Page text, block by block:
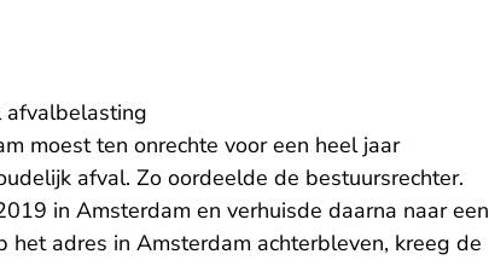
afvalbelasting
moest ten onrechte voor een heel jaar
afval. Zo oordeelde de bestuursrechter.
in Amsterdam en verhuisde daarna naar een
adres in Amsterdam achterbleven, kreeg de